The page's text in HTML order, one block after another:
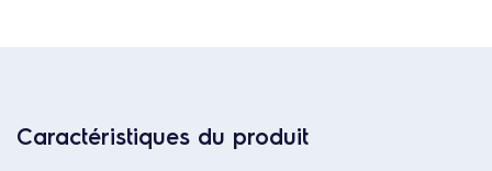
Caractéristiques du produit